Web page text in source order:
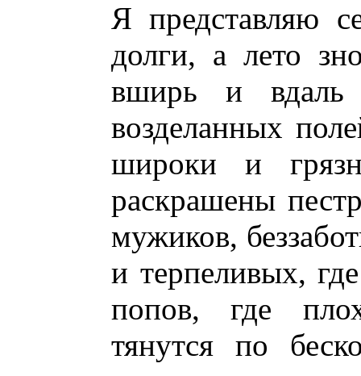
Я представляю
долги, а лето
вширь и вдаль
возделанных
широки и
раскрашены
мужиков,
и терпеливых,
попов, где
тянутся по